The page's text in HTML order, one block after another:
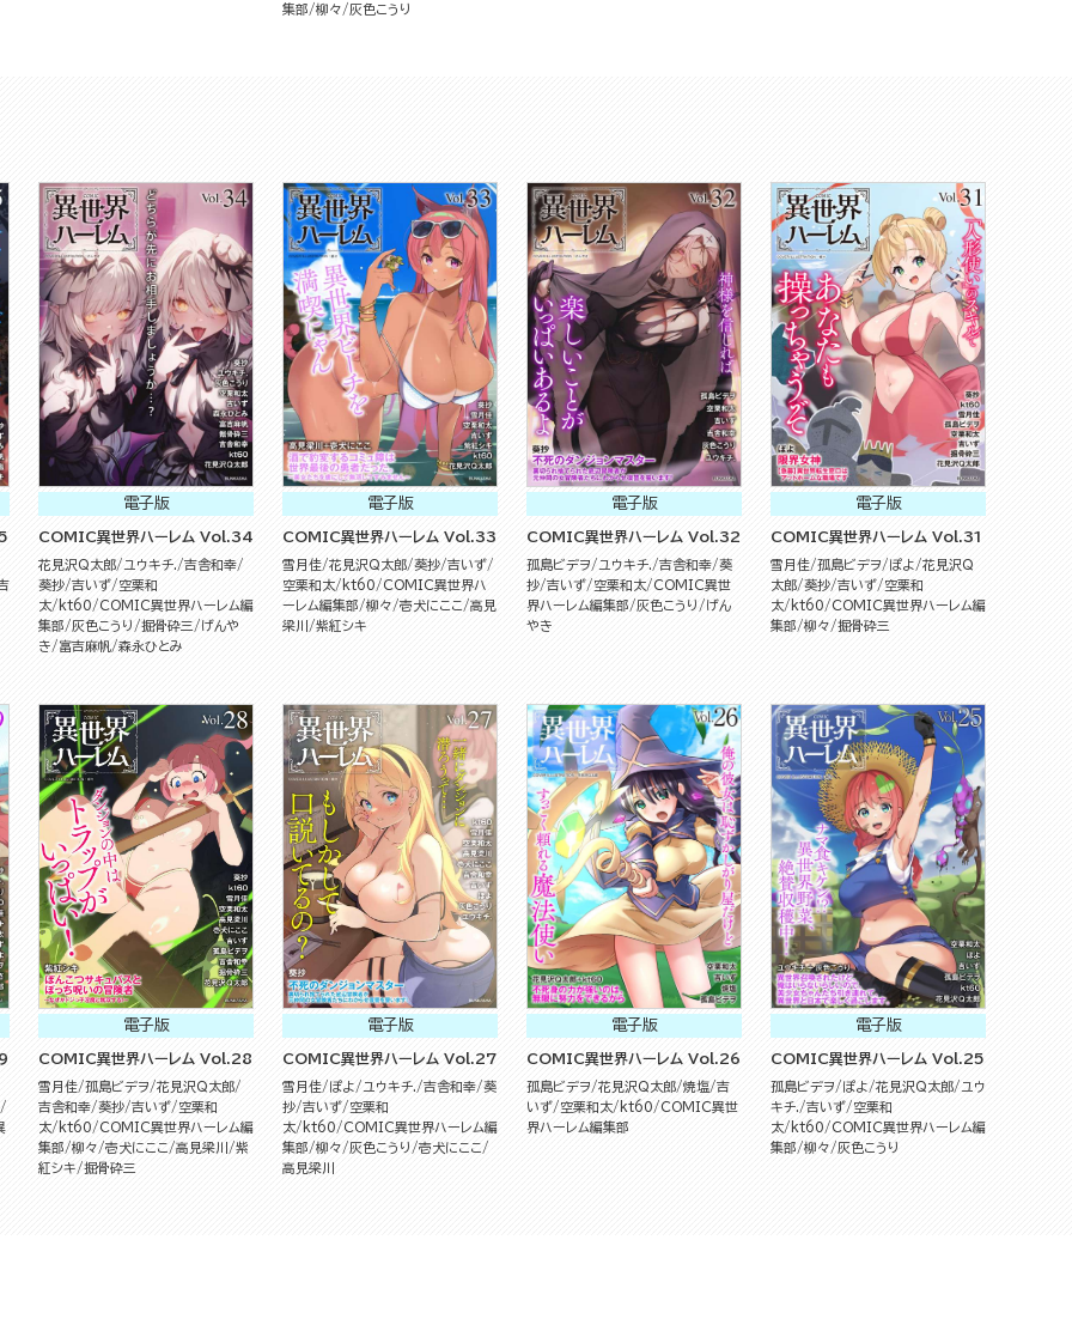
集部
柳々 灰色こうり
電子版
COMIC異世界ハーレム Vol.34
花見沢Q太郎 ユウキチ.
吉舎和幸
葵抄 吉いず
空栗和
太
kt60
COMIC異世界ハーレム編
集部
灰色こうり 掘骨砕三
げんや
き
富吉麻帆 森永ひとみ
電子版
COMIC異世界ハーレム Vol.33
雪月佳 花見沢Q太郎 葵抄 吉いず
空栗和太
kt60
COMIC異世界ハ
ーレム編集部
柳々 壱犬にここ
高見
梁川
紫紅シキ
電子版
COMIC異世界ハーレム Vol.32
孤島ビデヲ ユウキチ. 吉舎和幸 葵
抄 吉いず 空栗和太 COMIC異世
界ハーレム編集部
灰色こうり
げん
やき
電子版
COMIC異世界ハーレム Vol.31
雪月佳 孤島ビデヲ ぽよ
花見沢Q
太郎 葵抄 吉いず
空栗和
太
kt60
COMIC異世界ハーレム編
集部
柳々 掘骨砕三
電子版
COMIC異世界ハーレム Vol.28
雪月佳 孤島ビデヲ
花見沢Q太郎
吉舎和幸 葵抄 吉いず
空栗和
太
kt60
COMIC異世界ハーレム編
集部
柳々 壱犬にここ 高見梁川
紫
紅シキ
掘骨砕三
電子版
COMIC異世界ハーレム Vol.27
雪月佳 ぽよ ユウキチ. 吉舎和幸 葵
抄 吉いず
空栗和
太
kt60
COMIC異世界ハーレム編
集部
柳々 灰色こうり
壱犬にここ
高見梁川
電子版
COMIC異世界ハーレム Vol.26
孤島ビデヲ 花見沢Q太郎 焼塩 吉
いず
空栗和太 kt60
COMIC異世
界ハーレム編集部
電子版
COMIC異世界ハーレム Vol.25
孤島ビデヲ ぽよ 花見沢Q太郎
ユウ
キチ.
吉いず
空栗和
太
kt60
COMIC異世界ハーレム編
集部
柳々 灰色こうり